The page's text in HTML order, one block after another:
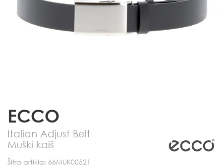
ECCO
Italian Adjust Belt
Muški kaiš
Šifra artikla: 66MUK00521